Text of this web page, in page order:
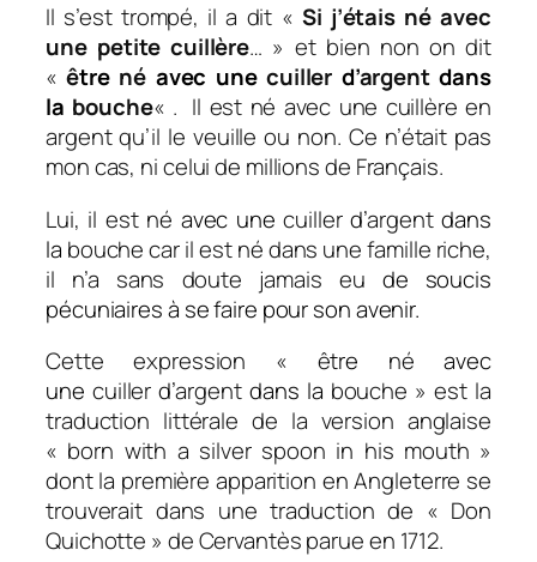
Il s’est trompé, il a dit « Si j’étais né avec
une petite cuillère… » et bien non on dit
«être né avec une cuiller d’argentdans
la bouche« . Il est né avec une cuillère en
argent qu’il le veuille ou non. Ce n’était pas
mon cas, ni celui de millions de Français.
Lui, il est né avec unecuillerd’argentdans
la bouche car il est né dans une famille riche,
il n’a sans doute jamais eu de soucis
pécuniaires à se faire pour son avenir.
Cette expression « être né avec
une cuiller d’argentdans la bouche » est la
traduction littérale de la version anglaise
« born with a silver spoon in his mouth »
dont la première apparition en Angleterre se
trouverait dans une traduction de « Don
Quichotte » de Cervantès parue en 1712.